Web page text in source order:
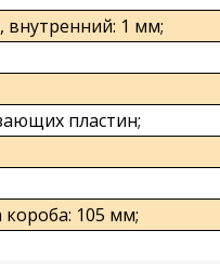
1 мм;
пластин;
105 мм;